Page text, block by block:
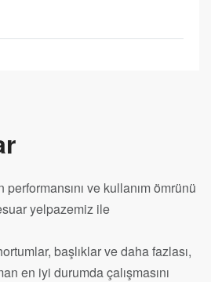
ve kullanım ömrünü
yelpazemiz ile
başlıklar ve daha fazlası,
en iyi durumda çalışmasını